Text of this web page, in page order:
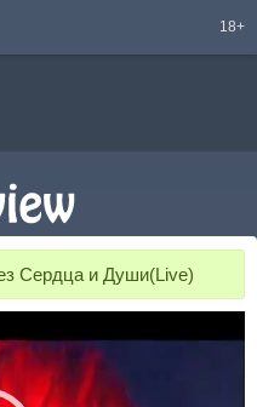
18+
Сердца и Души(Live)